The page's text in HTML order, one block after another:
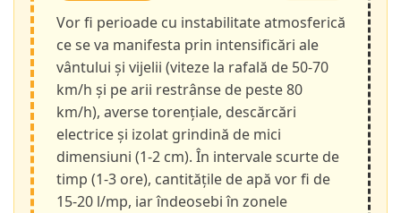
Vor fi perioade cu instabilitate atmosferică
ce se va manifesta prin intensificări ale
vântului și vijelii (viteze la rafală de 50-70
km/h și pe arii restrânse de peste 80
km/h), averse torențiale, descărcări
electrice și izolat grindină de mici
dimensiuni (1-2 cm). În intervale scurte de
timp (1-3 ore), cantitățile de apă vor fi de
15-20 l/mp, iar îndeosebi în zonele